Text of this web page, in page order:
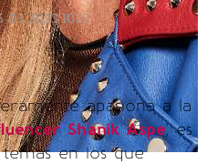
05/2023 10:15
apasiona a la
Shanik Aspe, es
en los que